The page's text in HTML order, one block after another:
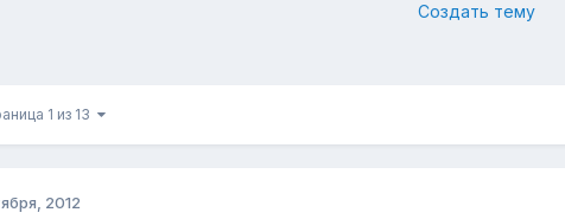
Создать тему
1 из 13
2012